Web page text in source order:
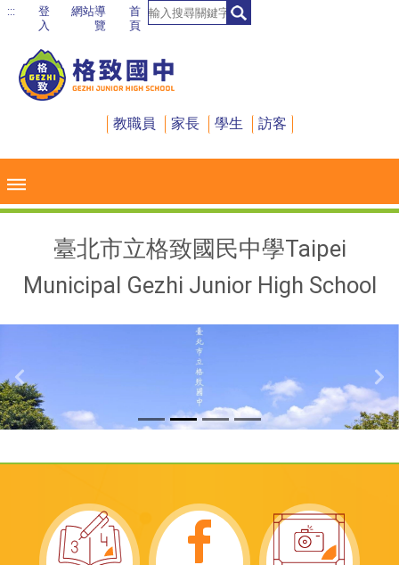
民中學(Taipei Municipal
Gezhi Junior High School)
:::
登
入
網站導
覽
首
頁
教職員 家長 學生 訪客
臺北市立格致國民中學Taipei
Municipal Gezhi Junior High School
Previous